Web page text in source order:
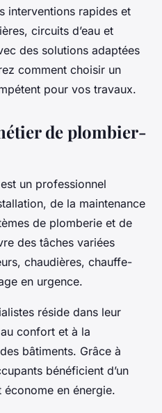
de lecture
interventions rapides et
circuits d’eau et
des solutions adaptées
comment choisir un
pour vos travaux.
de plombier-
un professionnel
de la maintenance
de plomberie et de
des tâches variées
chaudières, chauffe-
en urgence.
réside dans leur
confort et à la
bâtiments. Grâce à
bénéficient d’un
économe en énergie.